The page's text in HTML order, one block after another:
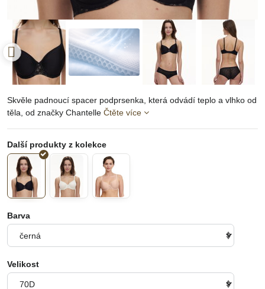
Skvěle padnoucí spacer podprsenka, která odvádí teplo a vlhko od
těla, od značky Chantelle Čtěte více
Barva
Velikost